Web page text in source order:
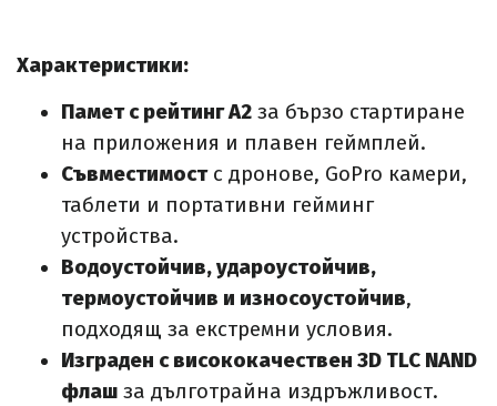
Характеристики:
Памет с рейтинг A2 за бързо стартиране
на приложения и плавен геймплей.
Съвместимостс дронове, GoPro камери,
таблети и портативни гейминг
устройства.
Водоустойчив, удароустойчив,
термоустойчив и износоустойчив,
подходящ за екстремни условия.
Изграден с висококачествен 3D TLC NAND
флаш за дълготрайна издръжливост.